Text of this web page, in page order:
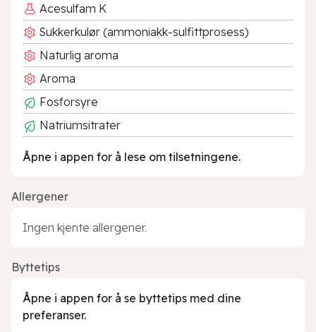
Acesulfam K
Sukkerkulør (ammoniakk-sulfittprosess)
Naturlig aroma
Aroma
Fosforsyre
Natriumsitrater
Åpne i appen for å lese om tilsetningene.
Allergener
Ingen kjente allergener.
Byttetips
Åpne i appen for å se byttetips med dine
preferanser.